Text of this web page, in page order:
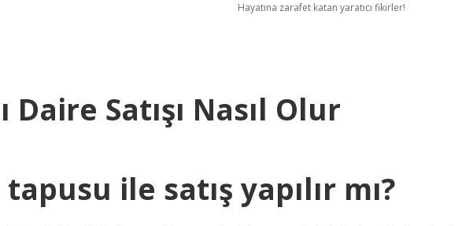
Hayatına zarafet katan yaratıcı fikirler!
Satışı Nasıl Olur
ile satış yapılır mı?